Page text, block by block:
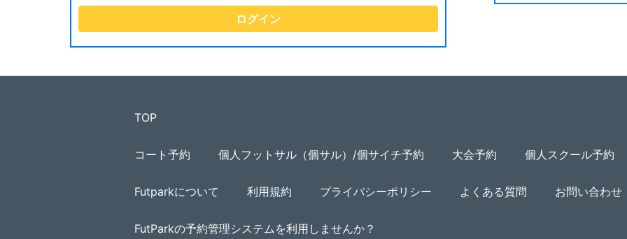
TOP
コート予約 個人フットサル（個サル）/個サイチ予約 大会予約 個人スクール予約
Futparkについて 利用規約 プライバシーポリシー よくある質問 お問い合わせ
FutParkの予約管理システムを利用しませんか？